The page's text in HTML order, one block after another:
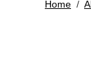
Home /